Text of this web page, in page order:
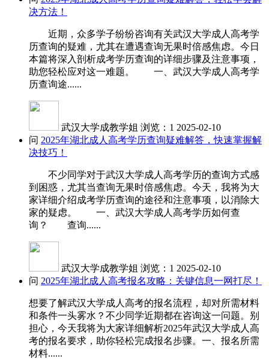
决方法！
近期，众多学子纷纷咨询有关武汉大学成人高考学
历查询的疑难，尤其在遭遇查询无果时倍感焦虑。今日
本篇将深入剖析成考学历查询的详细步骤及注意事项，
助您轻松应对这一难题。 一、武汉大学成人高考学
历查询途......
武汉大学成教学姐 浏览：1 2025-02-10
问 2025年湖北成人高考学历查询疑难解答，快速掌握解
决技巧！
不少同学对于武汉大学成人高考学历的查询方式感
到困惑，尤其当查询无果时倍感焦虑。今天，我将为大
家详细介绍成考学历查询的途径和注意事项，以消除大
家的疑虑。 一、武汉大学成人高考学历如何查
询？ 查询......
武汉大学成教学姐 浏览：1 2025-02-10
问 2025年湖北成人高考报名攻略：关键信息一网打尽！
想要了解武汉大学成人高考的报名流程，却对所需材料
和条件一头雾水？不少同学近期都在咨询这一问题。别
担心，今天我将为大家详细解析2025年武汉大学成人高
考的报名要求，助你轻松完成报名步骤。一、报名所需
材料......